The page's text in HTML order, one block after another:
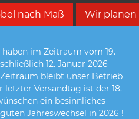
nach Maß Wir planen
im Zeitraum vom 19.
12. Januar 2026
bleibt unser Betrieb
Versandtag ist der 18.
ein besinnliches
Jahreswechsel in 2026 !